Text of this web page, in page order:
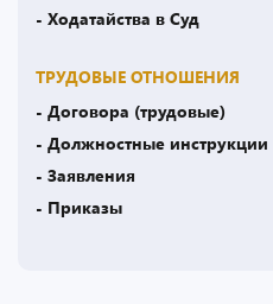
- Ходатайства в Суд
ТРУДОВЫЕ ОТНОШЕНИЯ
- Договора (трудовые)
- Должностные инструкции
- Заявления
- Приказы